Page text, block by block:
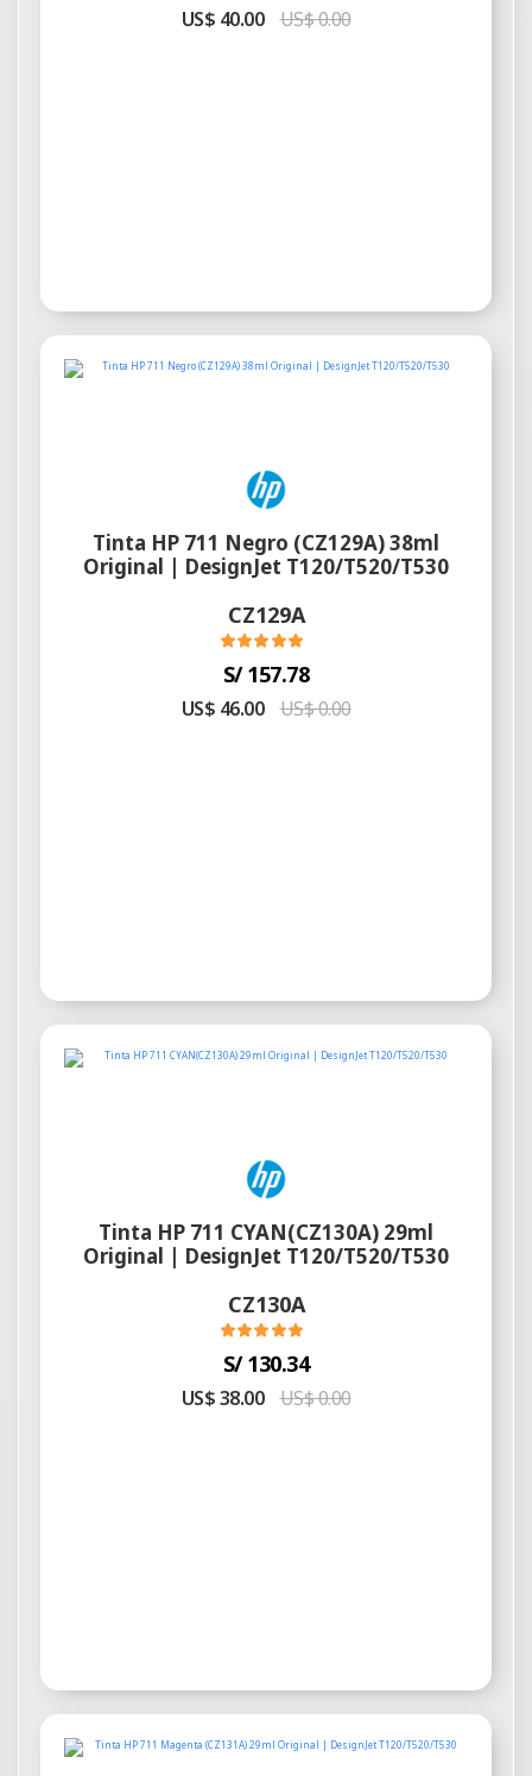
US$ 40.00 US$ 0.00
Tinta HP 711 Negro (CZ129A) 38ml
Original | DesignJet T120/T520/T530
CZ129A
S/ 157.78
US$ 46.00 US$ 0.00
Tinta HP 711 CYAN(CZ130A) 29ml
Original | DesignJet T120/T520/T530
CZ130A
S/ 130.34
US$ 38.00 US$ 0.00